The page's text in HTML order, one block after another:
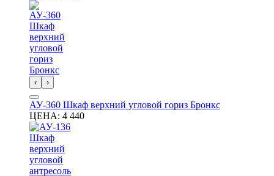
‹ ›
АУ-360 Шкаф верхний угловой гориз Бронкс
ЦЕНА: 4 440